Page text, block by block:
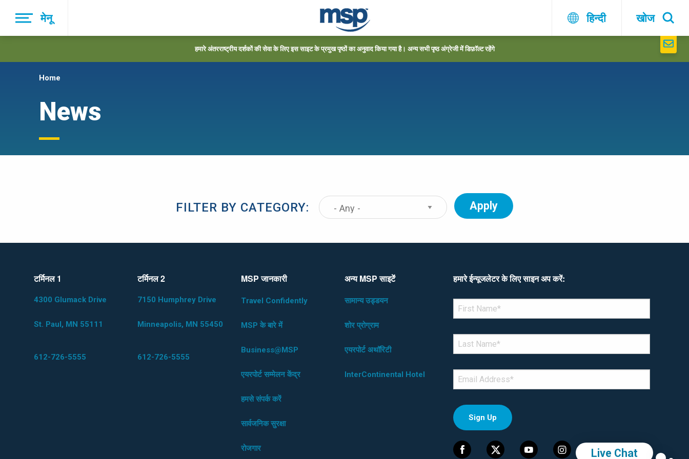
main
मेनू हिन्दी खोज
हमारे अंतरराष्ट्रीय दर्शकों की सेवा के लिए इस साइट के प्रमुख पृष्ठों का अनुवाद किया गया है। अन्य सभी पृष्ठ अंग्रेजी में डिफ़ॉल्ट रहेंगे
Home
News
FILTER BY CATEGORY:
टर्मिनल 1
4300 Glumack Drive
St. Paul, MN 55111
612-726-5555
टर्मिनल 2
7150 Humphrey Drive
Minneapolis, MN 55450
612-726-5555
MSP जानकारी
Travel Confidently
MSP के बारे में
Business@MSP
एयरपोर्ट सम्मेलन केंद्र
हमसे संपर्क करें
सार्वजनिक सुरक्षा
रोजगार
अन्य MSP साइटेंं
सामान्य उड्डयन
शोर प्रोग्राम
एयरपोर्ट अथॉरिटी
InterContinental Hotel
हमारे ईन्यूजलेटर के लिए साइन अप करें:
*Denotes required field
FIRST NAME
LAST NAME*
EMAIL *
Live Chat